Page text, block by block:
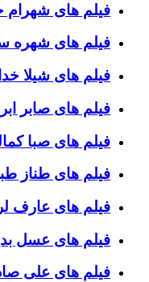
فیلم های
فیلم های شهره
فیلم های شیلا
فیلم های صابر ابر
فیلم های صبا
فیلم های طناز
فیلم های عارف
فیلم های عسل
فیلم های علی